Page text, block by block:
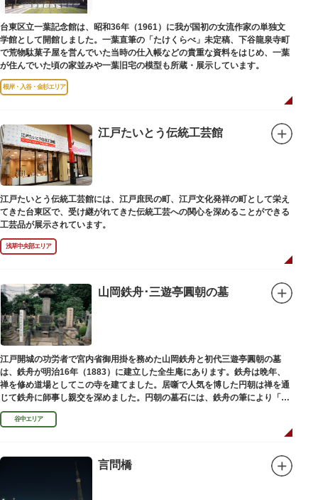
台東区立一葉記念館は、昭和36年（1961）に我が国初の女流作家の単独文
学館として開館しました。一葉直筆の「たけくらべ」未定稿、下谷龍泉寺町
で荒物駄菓子屋を営んでいた当時の仕入帳などの貴重な資料をはじめ、一葉
が住んでいた頃の家並みや一葉旧宅の模型も所蔵・展示しています。
根岸・入谷・金杉エリア
江戸たいとう伝統工芸館
江戸たいとう伝統工芸館には、江戸庶民の町、江戸文化発祥の町として栄え
てきた台東区で、受け継がれてきた伝統工芸への関心を深めることができる
工芸品が展示されています。
浅草中央部エリア
山岡鉄舟･三遊亭圓朝の墓
江戸開城の功労者で宮内省御用掛を務めた山岡鉄舟と初代三遊亭圓朝の墓
は、鉄舟が明治16年（1883）に建立した全生庵にあります。鉄舟は晩年、
禅を修め道場としてこの寺を建てました。居噺で人気を博した円朝は禅を通
じて鉄舟に師事し親交を深めました。円朝の墓石には、鉄舟の筆により「三
遊亭円朝無舌居士」とあります。
谷中エリア
言問橋